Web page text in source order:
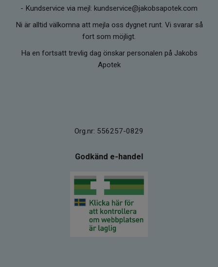
- Kundservice via mejl: kundservice@jakobsapotek.com
Ni är alltid välkomna att mejla oss dygnet runt. Vi svarar så
fort som möjligt.
Ha en fortsatt trevlig dag önskar personalen på Jakobs
Apotek
Org.nr: 556257-0829
Godkänd e-handel